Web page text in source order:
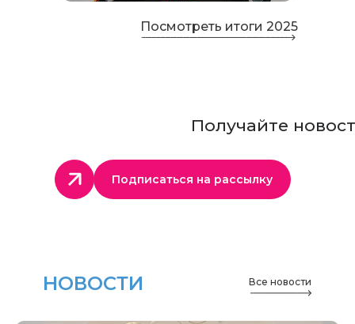
Посмотреть итоги 2025
Получайте
Подписаться на рассылку
НОВОСТИ Все новости